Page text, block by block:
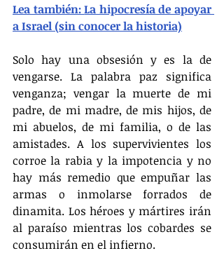
Lea también: La hipocresía de apoyar
a Israel (sin conocer la historia)
Solo hay una obsesión y es la de
vengarse. La palabra paz significa
venganza; vengar la muerte de mi
padre, de mi madre, de mis hijos, de
mi abuelos, de mi familia, o de las
amistades. A los supervivientes los
corroe la rabia y la impotencia y no
hay más remedio que empuñar las
armas o inmolarse forrados de
dinamita. Los héroes y mártires irán
al paraíso mientras los cobardes se
consumirán en el infierno.